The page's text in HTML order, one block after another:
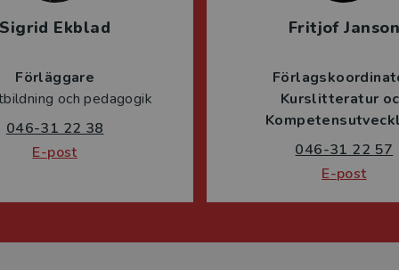
Sigrid Ekblad
Förläggare
och pedagogik
046-31 22 38
E-post
Fritjof Janson
Kurslitteratur
046-31 22 57
E-post